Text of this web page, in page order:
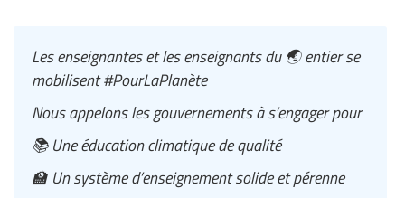
Les enseignantes et les enseignants du 🌏 entier se
mobilisent #PourLaPlanète
Nous appelons les gouvernements à s’engager pour
📚 Une éducation climatique de qualité
🏫 Un système d’enseignement solide et pérenne